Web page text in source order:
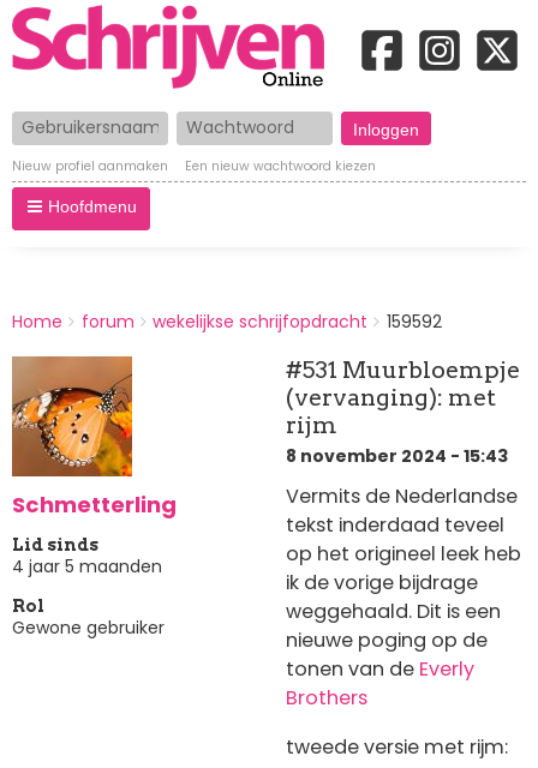
Gebruikersnaam Wachtwoord
Nieuw profiel aanmaken Een nieuw wachtwoord kiezen
Hoofdmenu
BREADCRUMBS
You
Home forum wekelijkse schrijfopdracht 159592
Schmetterling
Lid sinds
4 jaar 5 maanden
Rol
Gewone gebruiker
#531 Muurbloempje
(vervanging): met
rijm
8 november 2024 - 15:43
Vermits de Nederlandse
tekst inderdaad teveel
op het origineel leek heb
ik de vorige bijdrage
weggehaald. Dit is een
nieuwe poging op de
tonen van de Everly
Brothers
tweede versie met rijm: